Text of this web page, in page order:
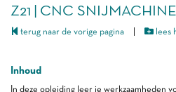
Z21 | CNC
terug naar de vorige pagina lees
Inhoud
In deze opleiding leer je werkzaamheden